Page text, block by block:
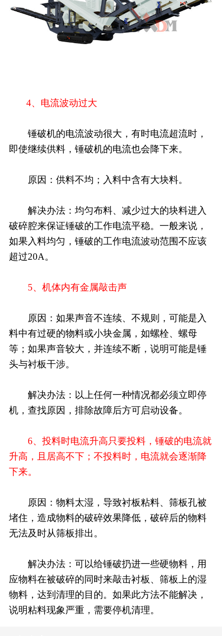
4、电流波动过大
锤破机的电流波动很大，有时电流超流时，
即使继续供料，锤破机的电流也会降下来。
原因：供料不均；入料中含有大块料。
解决办法：均匀布料、减少过大的块料进入
破碎腔来保证锤破的工作电流平稳。一般来说，
如果入料均匀，锤破的工作电流波动范围不应该
超过20A。
5、机体内有金属敲击声
原因：如果声音不连续、不规则，可能是入
料中有过硬的物料或小块金属，如螺栓、螺母
等；如果声音较大，并连续不断，说明可能是锤
头与衬板干涉。
解决办法：以上任何一种情况都必须立即停
机，查找原因，排除故障后方可启动设备。
6、投料时电流升高只要投料，锤破的电流就
升高，且居高不下；不投料时，电流就会逐渐降
下来。
原因：物料太湿，导致衬板粘料、筛板孔被
堵住，造成物料的破碎效果降低，破碎后的物料
无法及时从筛板排出。
解决办法：可以给锤破扔进一些硬物料，用
应物料在被破碎的同时来敲击衬板、筛板上的湿
物料，达到清理的目的。如果此方法不能解决，
说明粘料现象严重，需要停机清理。